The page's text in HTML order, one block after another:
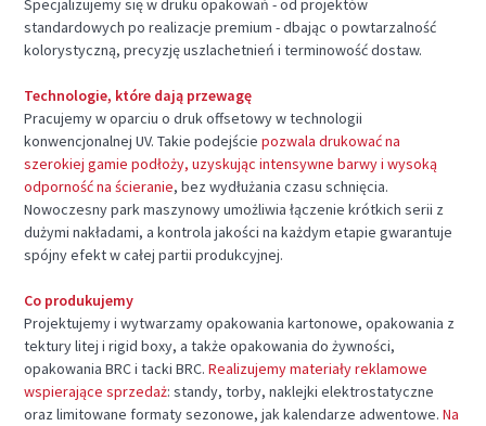
Specjalizujemy się w druku opakowań - od projektów
standardowych po realizacje premium - dbając o powtarzalność
kolorystyczną, precyzję uszlachetnień i terminowość dostaw.
Technologie, które dają przewagę
Pracujemy w oparciu o druk offsetowy w technologii
konwencjonalnej UV. Takie podejściepozwala drukować na
szerokiej gamie podłoży, uzyskując intensywne barwy i wysoką
odporność na ścieranie, bez wydłużania czasu schnięcia.
Nowoczesny park maszynowy umożliwia łączenie krótkich serii z
dużymi nakładami, a kontrola jakości na każdym etapie gwarantuje
spójny efekt w całej partii produkcyjnej.
Co produkujemy
Projektujemy i wytwarzamy opakowania kartonowe, opakowania z
tektury litej i rigid boxy, a także opakowania do żywności,
opakowania BRC i tacki BRC.Realizujemy materiały reklamowe
wspierające sprzedaż: standy, torby, naklejki elektrostatyczne
oraz limitowane formaty sezonowe, jak kalendarze adwentowe.Na